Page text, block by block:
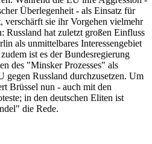
Überlegenheit - als Einsatz für
verschärft sie ihr Vorgehen vielmehr
Russland hat zuletzt großen Einfluss
als unmittelbares Interessengebiet
ist es der Bundesregierung
des "Minsker Prozesses" als
gegen Russland durchzusetzen. Um
Brüssel nun - auch mit den
in den deutschen Eliten ist
die Rede.